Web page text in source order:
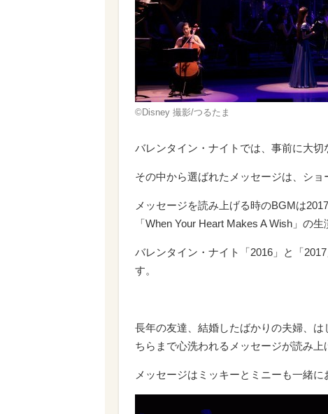
©Disney 撮影/つるたま
バレンタイン・ナイトでは、事前に大切
その中から選ばれたメッセージは、ショ
メッセージを読み上げる時のBGMは
「When Your Heart Makes A Wish」の
バレンタイン・ナイト「2016」と「
す。
長年の友達、結婚したばかりの夫婦、
ちらまで心洗われるメッセージが読み上
メッセージはミッキーとミニーも一緒に